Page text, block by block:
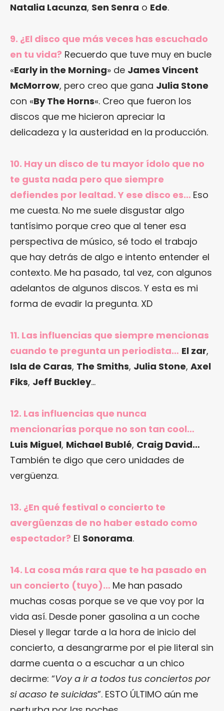
Natalia Lacunza, Sen Senra o Ede.
9. ¿El disco que más veces has escuchado
en tu vida? Recuerdo que tuve muy en bucle
«Early in the Morning» de James Vincent
McMorrow, pero creo que gana Julia Stone
con «By The Horns«. Creo que fueron los
discos que me hicieron apreciar la
delicadeza y la austeridad en la producción.
10. Hay un disco de tu mayor ídolo que no
te gusta nada pero que siempre
defiendes por lealtad. Y ese disco es… Eso
me cuesta. No me suele disgustar algo
tantísimo porque creo que al tener esa
perspectiva de músico, sé todo el trabajo
que hay detrás de algo e intento entender el
contexto. Me ha pasado, tal vez, con algunos
adelantos de algunos discos. Y esta es mi
forma de evadir la pregunta. XD
11. Las influencias que siempre mencionas
cuando te pregunta un periodista… El zar,
Isla de Caras, The Smiths, Julia Stone, Axel
Fiks, Jeff Buckley…
12. Las influencias que nunca
mencionarías porque no son tan cool…
Luis Miguel, Michael Bublé, Craig David…
También te digo que cero unidades de
vergüenza.
13. ¿En qué festival o concierto te
avergüenzas de no haber estado como
espectador? El Sonorama.
14. La cosa más rara que te ha pasado en
un concierto (tuyo)… Me han pasado
muchas cosas porque se ve que voy por la
vida así. Desde poner gasolina a un coche
Diesel y llegar tarde a la hora de inicio del
concierto, a desangrarme por el pie literal sin
darme cuenta o a escuchar a un chico
decirme: “Voy a ir a todos tus conciertos por
si acaso te suicidas”. ESTO ÚLTIMO aún me